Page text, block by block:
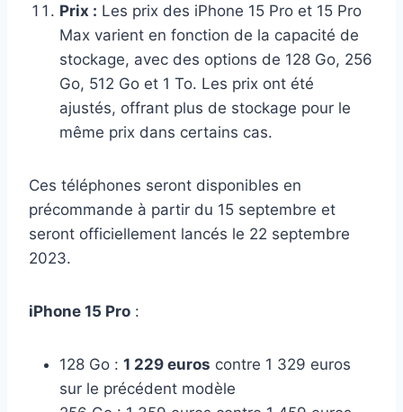
Prix : Les prix des iPhone 15 Pro et 15 Pro
Max varient en fonction de la capacité de
stockage, avec des options de 128 Go, 256
Go, 512 Go et 1 To. Les prix ont été
ajustés, offrant plus de stockage pour le
même prix dans certains cas.
Ces téléphones seront disponibles en
précommande à partir du 15 septembre et
seront officiellement lancés le 22 septembre
2023.
iPhone 15 Pro :
128 Go : 1 229 euros contre 1 329 euros
sur le précédent modèle